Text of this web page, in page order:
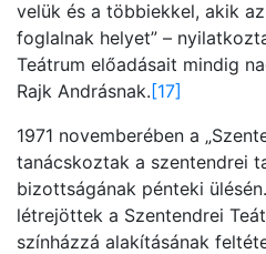
velük és a többiekkel, akik
foglalnak helyet” –
Teátrum előadásait mindig
Rajk Andrásnak.[17]
1971 novemberében a
tanácskoztak a szentendrei
bizottságának pénteki
létrejöttek a Szentendrei
színházzá alakításának